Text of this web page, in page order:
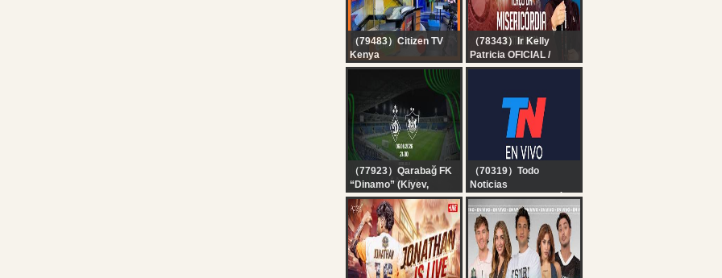
（79483）Citizen TV
Kenya
Citizen TV Live:
（78343）Ir Kelly
Patricia OFICIAL /
Instituto Hesed
Instituto Hesed - 06/08
（77923）Qarabağ FK
“Dinamo” (Kiyev,
Ukrayna) - Qarabağ FK
– | UEFA Konfrans
Liqası | III təsnifat
mərhələsi
（70319）Todo
Noticias
TN EN VIVO - SEGUÍ LA
TRANSMISIÓN EN VIVO
DE TODO NOTICIAS